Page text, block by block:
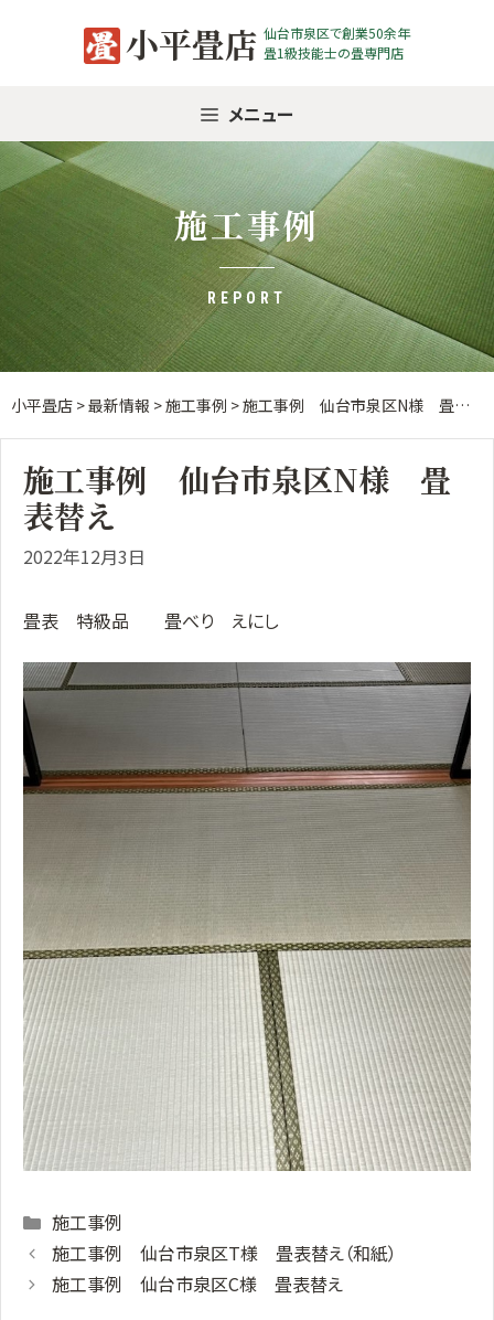
小平畳店 仙台市泉区で創業50余年
畳1級技能士の畳専門店
メニュー
施工事例
REPORT
小平畳店 >最新情報 >施工事例 >施工事例 仙台市泉区N様 畳表替え
施工事例 仙台市泉区N様 畳
表替え
2022年12月3日
畳表 特級品 畳べり えにし
Categories
施工事例
施工事例 仙台市泉区T様 畳表替え（和紙）
施工事例 仙台市泉区C様 畳表替え